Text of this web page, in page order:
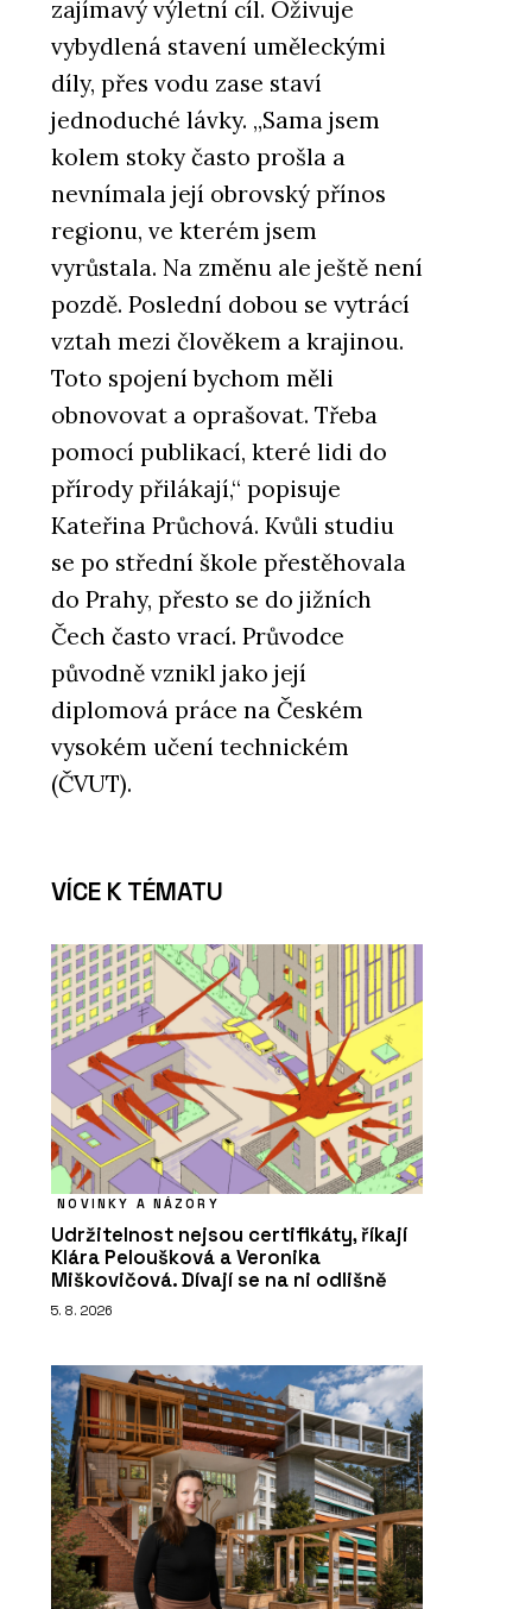
zajímavý výletní cíl. Oživuje
vybydlená stavení uměleckými
díly, přes vodu zase staví
jednoduché lávky. „Sama jsem
kolem stoky často prošla a
nevnímala její obrovský přínos
regionu, ve kterém jsem
vyrůstala. Na změnu ale ještě není
pozdě. Poslední dobou se vytrácí
vztah mezi člověkem a krajinou.
Toto spojení bychom měli
obnovovat a oprašovat. Třeba
pomocí publikací, které lidi do
přírody přilákají,“ popisuje
Kateřina Průchová. Kvůli studiu
se po střední škole přestěhovala
do Prahy, přesto se do jižních
Čech často vrací. Průvodce
původně vznikl jako její
diplomová práce na Českém
vysokém učení technickém
(ČVUT).
VÍCE K TÉMATU
NOVINKY A NÁZORY
Udržitelnost nejsou certifikáty, říkají
Klára Peloušková a Veronika
Miškovičová. Dívají se na ni odlišně
5. 8. 2026